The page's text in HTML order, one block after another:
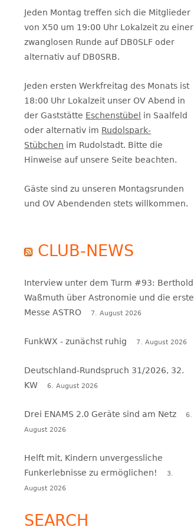
Seitenleiste
Jeden Montag treffen sich die Mitglieder
von X50 um 19:00 Uhr Lokalzeit zu einer
zwanglosen Runde auf DB0SLF oder
alternativ auf DB0SRB.
Jeden ersten Werkfreitag des Monats ist
18:00 Uhr Lokalzeit unser OV Abend in
der Gaststätte Eschenstübel
in Saalfeld
oder alternativ im Rudolspark-
Stübchen im Rudolstadt. Bitte die
Hinweise auf unsere Seite beachten.
Gäste sind zu unseren Montagsrunden
und OV Abendenden stets willkommen.
CLUB-NEWS
Interview unter dem Turm #93: Berthold
Waßmuth über Astronomie und die erste
Messe ASTRO
7. August 2026
FunkWX - zunächst ruhig 7. August 2026
Deutschland-Rundspruch 31/2026, 32.
KW
6. August 2026
Drei ENAMS 2.0 Geräte sind am Netz
6.
August 2026
Helft mit, Kindern unvergessliche
Funkerlebnisse zu ermöglichen!
3.
August 2026
SEARCH